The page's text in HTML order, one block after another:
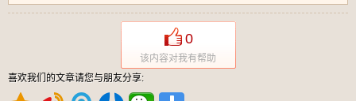
0
该内容对我有帮助
喜欢我们的文章请您与朋友分享: